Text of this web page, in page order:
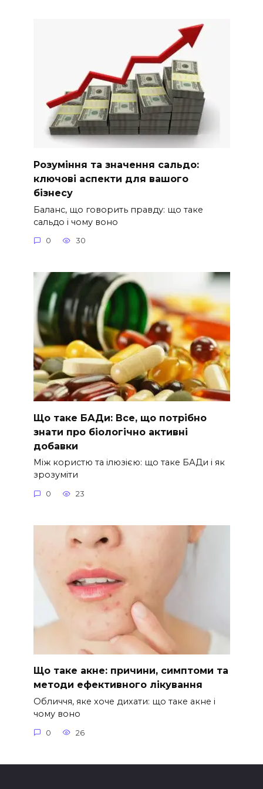
Розуміння та значення сальдо:
ключові аспекти для вашого
бізнесу
Баланс, що говорить правду: що таке
сальдо і чому воно
0 30
Що таке БАДи: Все, що потрібно
знати про біологічно активні
добавки
Між користю та ілюзією: що таке БАДи і як
зрозуміти
0 23
Що таке акне: причини, симптоми та
методи ефективного лікування
Обличчя, яке хоче дихати: що таке акне і
чому воно
0 26